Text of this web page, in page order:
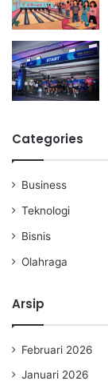
Categories
Business
Teknologi
Bisnis
Olahraga
Arsip
Februari 2026
Januari 2026